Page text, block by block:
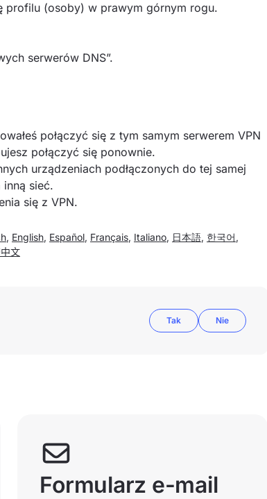
profilu (osoby) w prawym górnym rogu.
serwerów DNS”.
połączyć się z tym samym serwerem VPN
połączyć się ponownie.
urządzeniach podłączonych do tej samej
inną sieć.
się z VPN.
, English, Español, Français, Italiano, 日本語, 한국어 ,
文
Tak Nie
Formularz e-mail